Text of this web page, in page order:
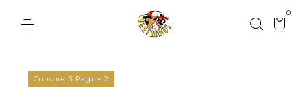
0
Compre 3 Pague 2